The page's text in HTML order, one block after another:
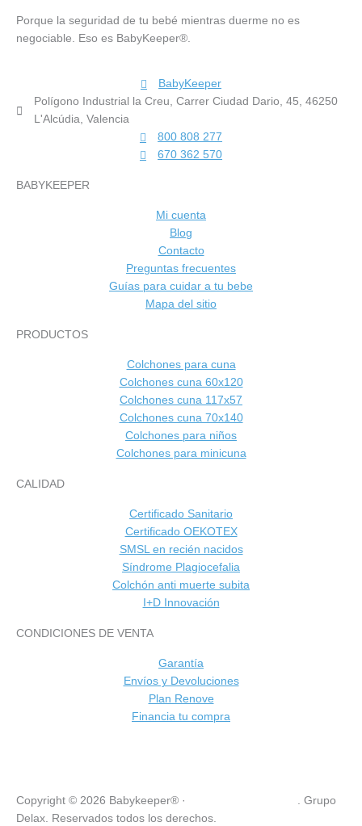
Porque la seguridad de tu bebé mientras duerme no es
negociable. Eso es BabyKeeper®.
BabyKeeper
Polígono Industrial la Creu, Carrer Ciudad Dario, 45, 46250
L'Alcúdia, Valencia
800 808 277
670 362 570
BABYKEEPER
Mi cuenta
Blog
Contacto
Preguntas frecuentes
Guías para cuidar a tu bebe
Mapa del sitio
PRODUCTOS
Colchones para cuna
Colchones cuna 60x120
Colchones cuna 117x57
Colchones cuna 70x140
Colchones para niños
Colchones para minicuna
CALIDAD
Certificado Sanitario
Certificado OEKOTEX
SMSL en recién nacidos
Síndrome Plagiocefalia
Colchón anti muerte subita
I+D Innovación
CONDICIONES DE VENTA
Garantía
Envíos y Devoluciones
Plan Renove
Financia tu compra
Copyright © 2026 Babykeeper® ·
. Grupo
Delax. Reservados todos los derechos.